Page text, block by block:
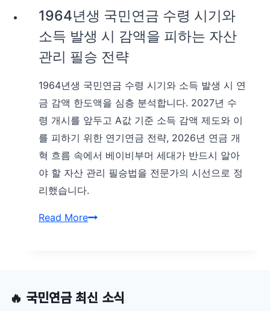
1964년생 국민연금 수령 시기와
소득 발생 시 감액을 피하는 자산
관리 필승 전략
1964년생 국민연금 수령 시기와 소득 발생 시 연
금 감액 한도액을 심층 분석합니다. 2027년 수
령 개시를 앞두고 A값 기준 소득 감액 제도와 이
를 피하기 위한 연기연금 전략, 2026년 연금 개
혁 흐름 속에서 베이비부머 세대가 반드시 알아
야 할 자산 관리 필승법을 전문가의 시선으로 정
리했습니다.
Read More1964
연
🔥 국민연금 최신 소식